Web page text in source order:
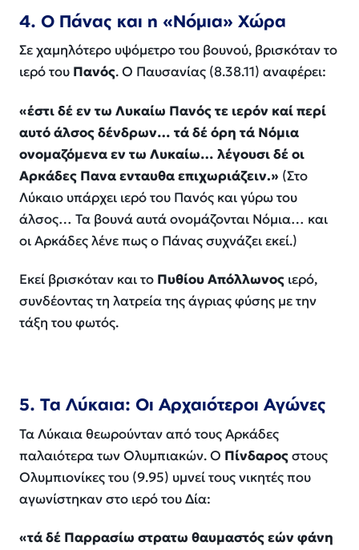
4. Ο Πάνας και η «Νόμια» Χώρα
Σε χαμηλότερο υψόμετρο του βουνού, βρισκόταν το
ιερό του Πανός. Ο Παυσανίας (8.38.11) αναφέρει:
«έστι δέ εν τω Λυκαίω Πανός τε ιερόν καί περί
αυτό άλσος δένδρων… τά δέ όρη τά Νόμια
ονομαζόμενα εν τω Λυκαίω… λέγουσι δέ οι
Αρκάδες Πανα ενταυθα επιχωριάζειν.» (Στο
Λύκαιο υπάρχει ιερό του Πανός και γύρω του
άλσος… Τα βουνά αυτά ονομάζονται Νόμια… και
οι Αρκάδες λένε πως ο Πάνας συχνάζει εκεί.)
Εκεί βρισκόταν και το Πυθίου Απόλλωνος ιερό,
συνδέοντας τη λατρεία της άγριας φύσης με την
τάξη του φωτός.
5. Τα Λύκαια: Οι Αρχαιότεροι Αγώνες
Τα Λύκαια θεωρούνταν από τους Αρκάδες
παλαιότερα των Ολυμπιακών. Ο Πίνδαροςστους
Ολυμπιονίκεςτου (9.95) υμνεί τους νικητές που
αγωνίστηκαν στο ιερό του Δία:
«τά δέ Παρρασίω στρατω θαυμαστός εών φάνη